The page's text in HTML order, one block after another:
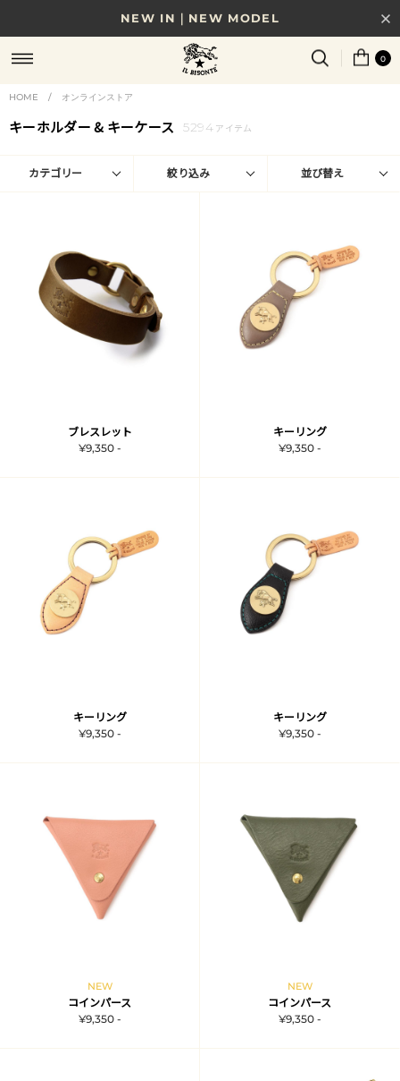
NEW IN｜NEW MODEL
8/17(月)10時まで｜税込11,000円以上で送料無料
贈る相手やシーンから選べる、新しいギフトガイド
NEW IN｜COLOR LEATHER
0
HOME / オンラインストア
キーホルダー & キーケース 5294 アイテム
カテゴリー 絞り込み 並び替え
ブレスレット
¥9,350 -
キーリング
¥9,350 -
キーリング
¥9,350 -
キーリング
¥9,350 -
NEW
コインパース
¥9,350 -
NEW
コインパース
¥9,350 -